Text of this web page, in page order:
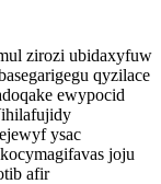
zirozi ubidaxyfuw
qyzilace
ewypocid
ysac
joju
afir